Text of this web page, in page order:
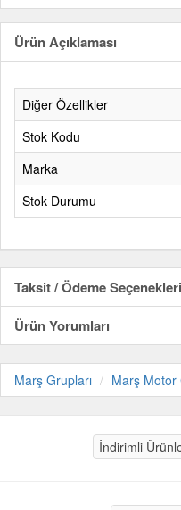
Ürün Açıklaması
Diğer Özellikler
Stok Kodu
Marka
Stok Durumu
Taksit / Ödeme Seçenekleri
Ürün Yorumları
Marş Grupları Marş Motor
İndirimli